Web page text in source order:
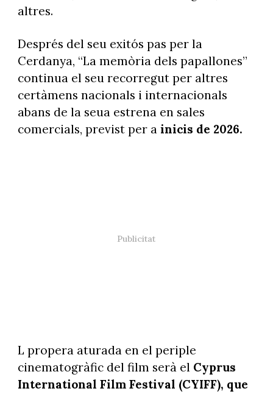
altres.
Després del seu exitós pas per la
Cerdanya, “La memòria dels papallones”
continua el seu recorregut per altres
certàmens nacionals i internacionals
abans de la seua estrena en sales
comercials, previst per a inicis de 2026.
L propera aturada en el periple
cinematogràfic del film serà el Cyprus
International Film Festival (CYIFF), que